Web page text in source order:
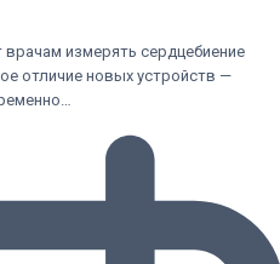
измерять сердцебиение
отличие новых устройств —